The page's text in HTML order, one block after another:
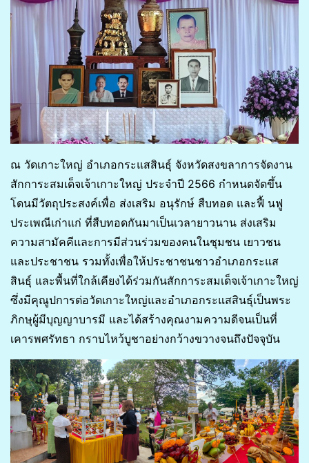
ณ วัดเกาะใหญ่ อำเภอกระแส​สินธุ์​ จังหวัด​สงขลาการจัดงาน
สักการะสมเด็จเจ้าเกาะใหญ่ ประจำปี 2566 กำหนดจัดขึ้น
โดนมีวัตถุประสงค์เพื่อ ส่งเสริม อนุรักษ์ สืบทอด และฟื้ นฟู
ประเพณีเก่าแก่ ที่สืบทอดกันมาเป็นเวลายาวนาน ส่งเสริม
ความสามัคคีและการมีส่วนร่วมของคนในชุมชน เยาวชน
และประชาชน รวมทั้งเพื่อให้ประชาชนชาวอำเภอกระแส
สินธุ์ และพื้นที่ใกล้เคียงได้ร่วมกันสักการะสมเด็จเจ้าเกาะใหญ่
ซึ่งมีคุณูปการต่อวัดเกาะใหญ่และอำเภอกระแสสินธุ์เป็นพระ
ภิกษุผู้มีบุญญาบารมี และได้สร้างคุณงามความดีจนเป็นที่
เคารพศรัทธา กราบไหว้บูชาอย่างกว้างขวางจนถึงปัจจุบัน